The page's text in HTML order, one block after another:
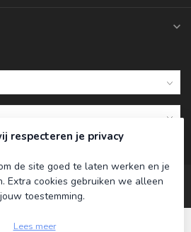
respecteren je privacy
de site goed te laten werken en je
Extra cookies gebruiken we alleen
toestemming.
Lees meer